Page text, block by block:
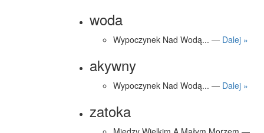
woda
Wypoczynek Nad Wodą... — Dalej »
akywny
Wypoczynek Nad Wodą... — Dalej »
zatoka